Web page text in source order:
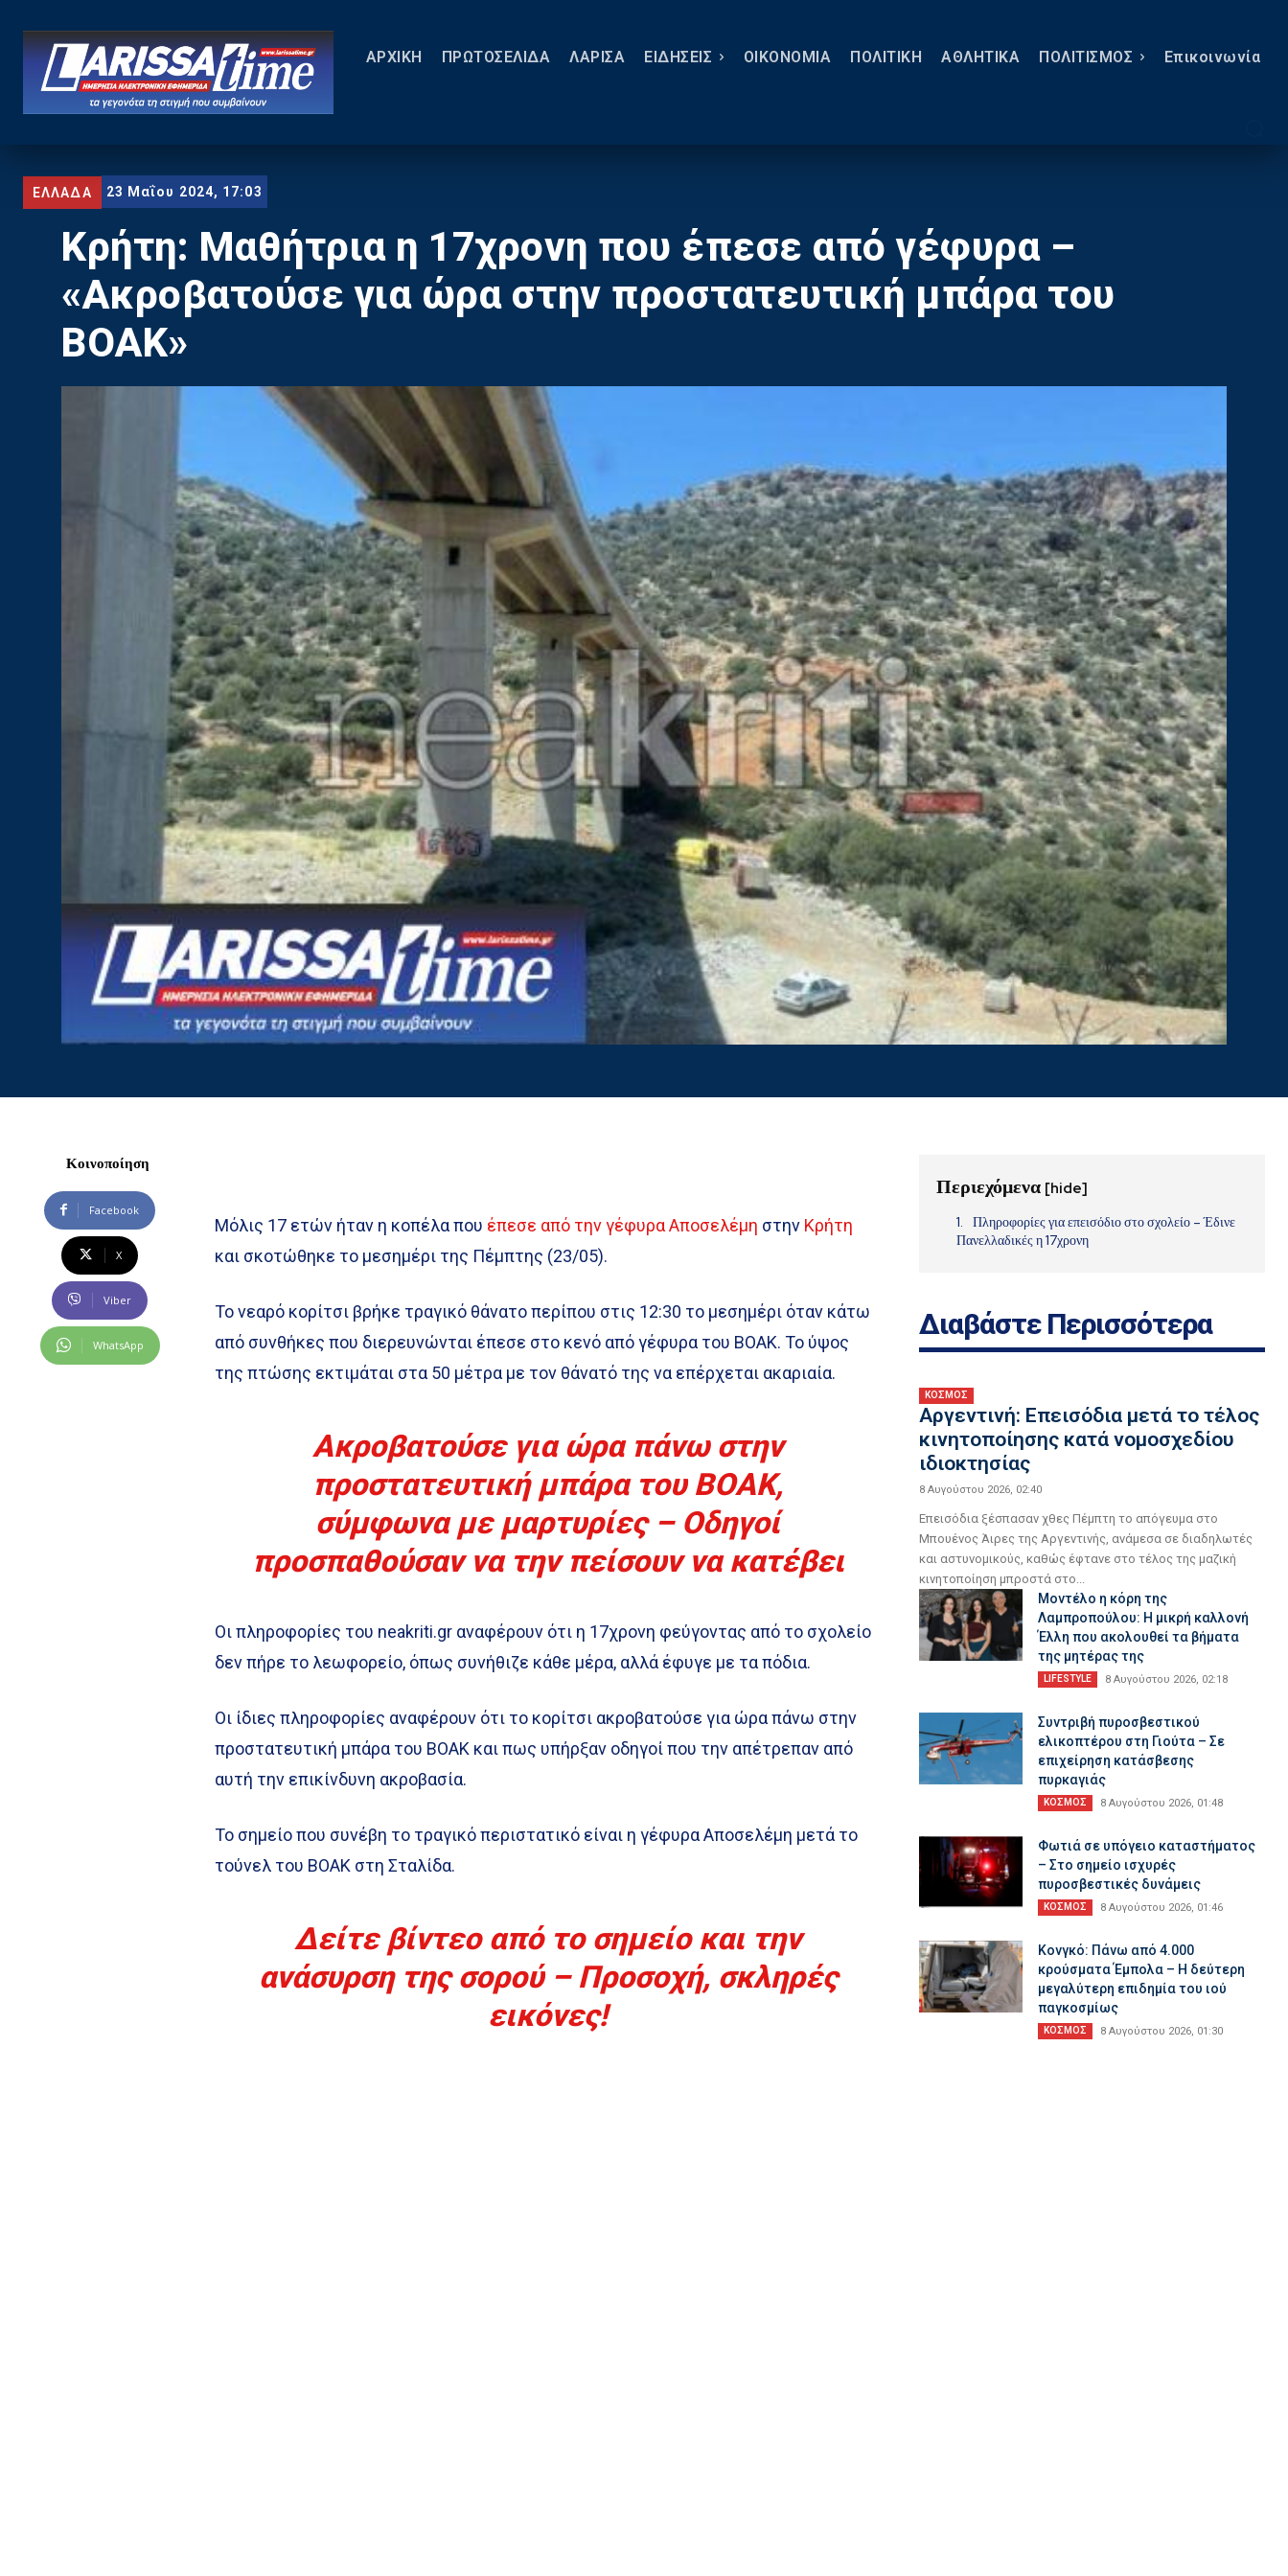
ΑΡΧΙΚΗ ΠΡΩΤΟΣΕΛΙΔΑ ΛΑΡΙΣΑ ΕΙΔΗΣΕΙΣ ΟΙΚΟΝΟΜΙΑ ΠΟΛΙΤΙΚΗ ΑΘΛΗΤΙΚΑ ΠΟΛΙΤΙΣΜΟΣ Eπικοινωνία
ΕΛΛΑΔΑ 23 Μαΐου 2024, 17:03
Κρήτη: Μαθήτρια η 17χρονη που έπεσε από γέφυρα –
«Ακροβατούσε για ώρα στην προστατευτική μπάρα του
ΒΟΑΚ»
Κοινοποίηση
Facebook
X
Viber
WhatsApp
Μόλις 17 ετών ήταν η κοπέλα που έπεσε από την γέφυρα Αποσελέμη στην Κρήτη
και σκοτώθηκε το μεσημέρι της Πέμπτης (23/05).
Το νεαρό κορίτσι βρήκε τραγικό θάνατο περίπου στις 12:30 το μεσημέρι όταν κάτω
από συνθήκες που διερευνώνται έπεσε στο κενό από γέφυρα του ΒΟΑΚ. Το ύψος
της πτώσης εκτιμάται στα 50 μέτρα με τον θάνατό της να επέρχεται ακαριαία.
Ακροβατούσε για ώρα πάνω στην
προστατευτική μπάρα του ΒΟΑΚ,
σύμφωνα με μαρτυρίες – Οδηγοί
προσπαθούσαν να την πείσουν να κατέβει
Οι πληροφορίες του neakriti.gr αναφέρουν ότι η 17χρονη φεύγοντας από το σχολείο
δεν πήρε το λεωφορείο, όπως συνήθιζε κάθε μέρα, αλλά έφυγε με τα πόδια.
Οι ίδιες πληροφορίες αναφέρουν ότι το κορίτσι ακροβατούσε για ώρα πάνω στην
προστατευτική μπάρα του ΒΟΑΚ και πως υπήρξαν οδηγοί που την απέτρεπαν από
αυτή την επικίνδυνη ακροβασία.
Το σημείο που συνέβη το τραγικό περιστατικό είναι η γέφυρα Αποσελέμη μετά το
τούνελ του ΒΟΑΚ στη Σταλίδα.
Δείτε βίντεο από το σημείο και την
ανάσυρση της σορού – Προσοχή, σκληρές
εικόνες!
Περιεχόμενα [hide]
Πληροφορίες για επεισόδιο στο σχολείο – Έδινε
Πανελλαδικές η 17χρονη
Διαβάστε Περισσότερα
ΚΟΣΜΟΣ
Αργεντινή: Επεισόδια μετά το τέλος
κινητοποίησης κατά νομοσχεδίου
ιδιοκτησίας
8 Αυγούστου 2026, 02:40
Επεισόδια ξέσπασαν χθες Πέμπτη το απόγευμα στο
Μπουένος Άιρες της Αργεντινής, ανάμεσα σε διαδηλωτές
και αστυνομικούς, καθώς έφτανε στο τέλος της μαζική
κινητοποίηση μπροστά στο...
Μοντέλο η κόρη της
Λαμπροπούλου: H μικρή καλλονή
Έλλη που ακολουθεί τα βήματα
της μητέρας της
LIFESTYLE 8 Αυγούστου 2026, 02:18
Συντριβή πυροσβεστικού
ελικοπτέρου στη Γιούτα – Σε
επιχείρηση κατάσβεσης
πυρκαγιάς
ΚΟΣΜΟΣ 8 Αυγούστου 2026, 01:48
Φωτιά σε υπόγειο καταστήματος
– Στο σημείο ισχυρές
πυροσβεστικές δυνάμεις
ΚΟΣΜΟΣ 8 Αυγούστου 2026, 01:46
Κονγκό: Πάνω από 4.000
κρούσματα Έμπολα – Η δεύτερη
μεγαλύτερη επιδημία του ιού
παγκοσμίως
ΚΟΣΜΟΣ 8 Αυγούστου 2026, 01:30